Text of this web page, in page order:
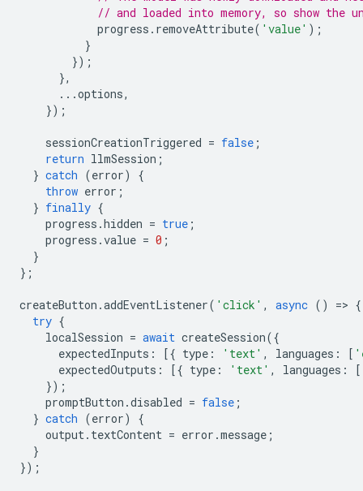
// and loaded into memory, so show the
progress . removeAttribute( 'value' );
}
});
},
...options,
});
sessionCreationTriggered = false ;
return llmSession ;
} catch (error)
{
throw error ;
} finally {
progress .hidden = true ;
progress .value = 0 ;
}
};
createButton .addEventListener( 'click' , async () => {
try {
localSession = await createSession({
expectedInputs : [{ type : 'text' , languages : [
expectedOutputs : [{ type : 'text' , languages : [
});
promptButton .disabled = false ;
} catch (error)
{
output. textContent = error .message ;
}
});